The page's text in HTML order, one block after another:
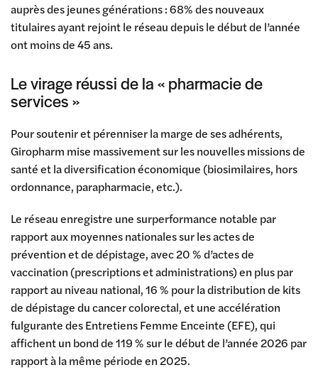
auprès des jeunes générations : 68% des nouveaux
titulaires ayant rejoint le réseau depuis le début de l’année
ont moins de 45 ans.
Le virage réussi de la « pharmacie de
services »
Pour soutenir et pérenniser la marge de ses adhérents,
Giropharm mise massivement sur les nouvelles missions de
santé et la diversification économique (biosimilaires, hors
ordonnance, parapharmacie, etc.).
Le réseau enregistre une surperformance notable par
rapport aux moyennes nationales sur les actes de
prévention et de dépistage, avec 20 % d’actes de
vaccination (prescriptions et administrations) en plus par
rapport au niveau national, 16 % pour la distribution de kits
de dépistage du cancer colorectal, et une accélération
fulgurante des Entretiens Femme Enceinte (EFE), qui
affichent un bond de 119 % sur le début de l’année 2026 par
rapport à la même période en 2025.